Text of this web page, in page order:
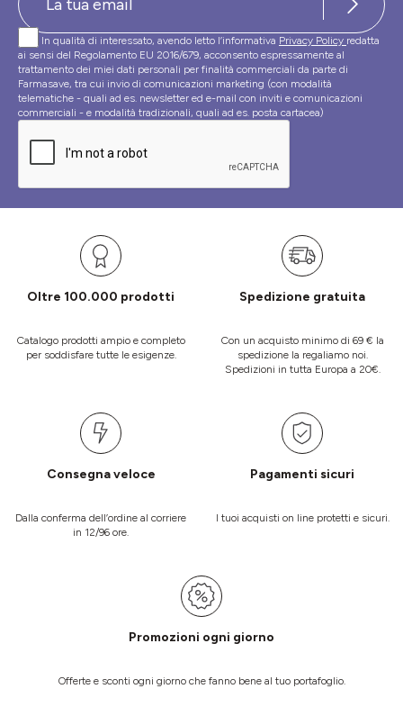
In qualità di interessato, avendo letto l’informativa Privacy Policy redatta
ai sensi del Regolamento EU 2016/679, acconsento espressamente al
trattamento dei miei dati personali per finalità commerciali da parte di
Farmasave, tra cui invio di comunicazioni marketing (con modalità
telematiche - quali ad es. newsletter ed e-mail con inviti e comunicazioni
commerciali - e modalità tradizionali, quali ad es. posta cartacea)
Oltre 100.000 prodotti
Catalogo prodotti ampio e completo
per soddisfare tutte le esigenze.
Spedizione gratuita
Con un acquisto minimo di 69 € la
spedizione la regaliamo noi.
Spedizioni in tutta Europa a 20€.
Consegna veloce
Dalla conferma dell’ordine al corriere
in 12/96 ore.
Pagamenti sicuri
I tuoi acquisti on line protetti e sicuri.
Promozioni ogni giorno
Offerte e sconti ogni giorno che fanno bene al tuo portafoglio.